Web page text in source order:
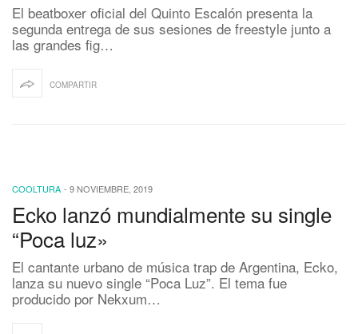
El beatboxer oficial del Quinto Escalón presenta la
segunda entrega de sus sesiones de freestyle junto a
las grandes fig…
COMPARTIR
COOLTURA - 9 NOVIEMBRE, 2019
Ecko lanzó mundialmente su single
“Poca luz»
El cantante urbano de música trap de Argentina, Ecko,
lanza su nuevo single “Poca Luz”. El tema fue
producido por Nekxum…